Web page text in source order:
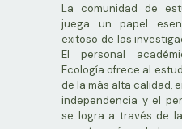
La comunidad de
juega un papel
exitoso de las
El personal
Ecología ofrece al
de la más alta calidad,
independencia y el
se logra a través de